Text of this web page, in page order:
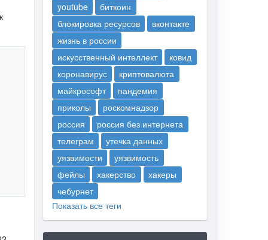
youtube
биткоин
блокировка ресурсов
вконтакте
жизнь в россии
искусственный интеллект
ковид
коронавирус
криптовалюта
майкрософт
пандемия
приколы
роскомнадзор
россия
россия без интернета
телеграм
утечка данных
уязвимости
уязвимость
фейлы
хакерство
хакеры
чебурнет
Показать все теги